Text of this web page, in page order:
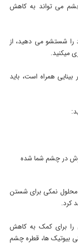
می تواند به کاهش
را شستشو می دهید، از
میکنید.
همراه است، باید
در چشم شما شده
محلول نمکی برای شستن
کرد.
برای کمک به کاهش
بیوتیک ها، قطره چشم